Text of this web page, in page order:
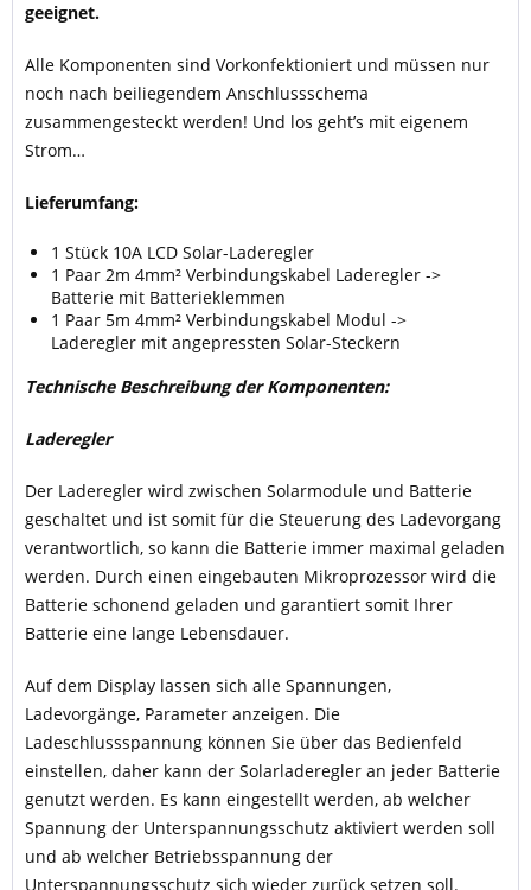
geeignet.
Alle Komponenten sind Vorkonfektioniert und müssen nur
noch nach beiliegendem Anschlussschema
zusammengesteckt werden! Und los geht’s mit eigenem
Strom…
Lieferumfang:
1 Stück 10A LCD Solar-Laderegler
1 Paar 2m 4mm² Verbindungskabel Laderegler ->
Batterie mit Batterieklemmen
1 Paar 5m 4mm² Verbindungskabel Modul ->
Laderegler mit angepressten Solar-Steckern
Technische Beschreibung der Komponenten:
Laderegler
Der Laderegler wird zwischen Solarmodule und Batterie
geschaltet und ist somit für die Steuerung des Ladevorgang
verantwortlich, so kann die Batterie immer maximal geladen
werden. Durch einen eingebauten Mikroprozessor wird die
Batterie schonend geladen und garantiert somit Ihrer
Batterie eine lange Lebensdauer.
Auf dem Display lassen sich alle Spannungen,
Ladevorgänge, Parameter anzeigen. Die
Ladeschlussspannung können Sie über das Bedienfeld
einstellen, daher kann der Solarladeregler an jeder Batterie
genutzt werden. Es kann eingestellt werden, ab welcher
Spannung der Unterspannungsschutz aktiviert werden soll
und ab welcher Betriebsspannung der
Unterspannungsschutz sich wieder zurück setzen soll.